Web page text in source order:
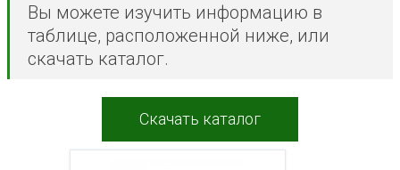
Вы можете изучить информацию в
таблице, расположенной ниже, или
скачать каталог.
Скачать каталог